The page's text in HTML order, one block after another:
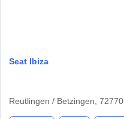
Seat Ibiza
Reutlingen / Betzingen, 72770